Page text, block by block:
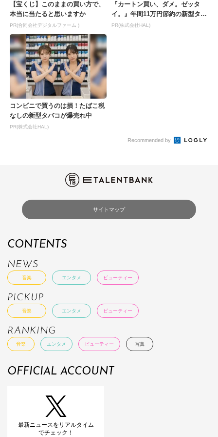
【宝くじ】このままの買い方で、
本当に当たると思いますか
PR(合同会社デジタルファーム )
『カートン買い、ダメ。ゼッタ
イ。』年間11万円節約の新型タバ
コが爆売れ
PR(株式会社HAL)
コンビニで買うのは損！たばこ税
なしの新型タバコが爆売れ中
PR(株式会社HAL)
Recommended by
サイトマップ
CONTENTS
NEWS
音楽 エンタメ ビューティー
PICKUP
音楽 エンタメ ビューティー
RANKING
音楽 エンタメ ビューティー 写真
OFFICIAL ACCOUNT
最新ニュースをリアルタイム
でチェック！